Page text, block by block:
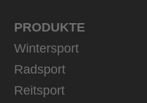
PRODUKTE
Wintersport
Radsport
Reitsport